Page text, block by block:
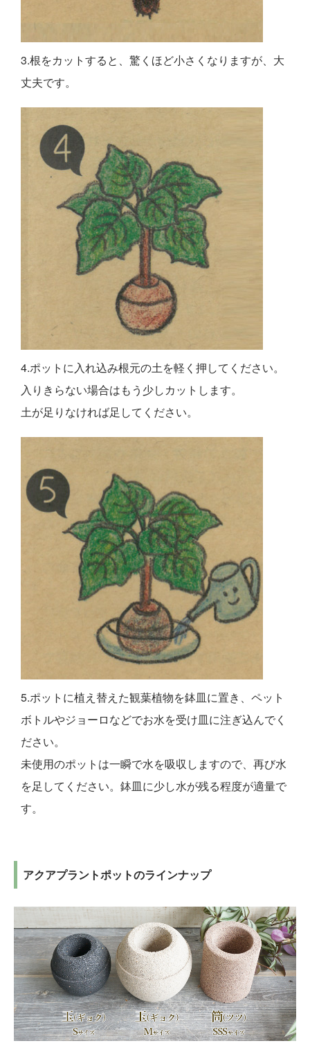
3.根をカットすると、驚くほど小さくなりますが、大
丈夫です。
4.ポットに入れ込み根元の土を軽く押してください。
入りきらない場合はもう少しカットします。
土が足りなければ足してください。
5.ポットに植え替えた観葉植物を鉢皿に置き、ペット
ボトルやジョーロなどでお水を受け皿に注ぎ込んでく
ださい。
未使用のポットは一瞬で水を吸収しますので、再び水
を足してください。鉢皿に少し水が残る程度が適量で
す。
アクアプラントポットのラインナップ